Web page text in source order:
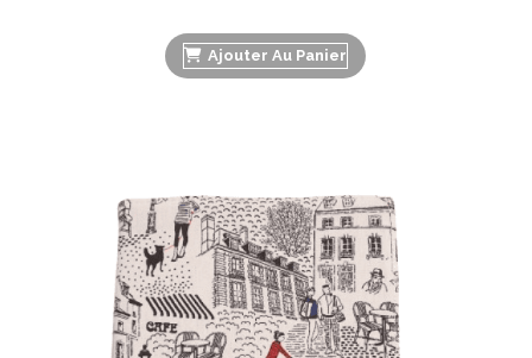
Ajouter Au Panier